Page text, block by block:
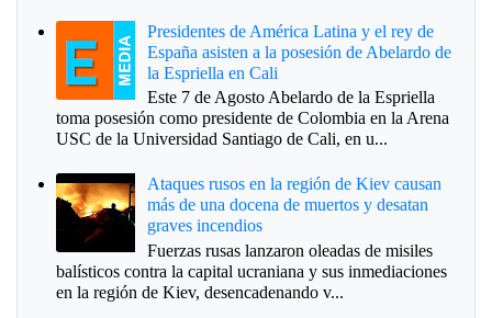
Presidentes de América Latina y el rey de
España asisten a la posesión de Abelardo de
la Espriella en Cali
Este 7 de Agosto Abelardo de la Espriella
toma posesión como presidente de Colombia en la Arena
USC de la Universidad Santiago de Cali, en u...
Ataques rusos en la región de Kiev causan
más de una docena de muertos y desatan
graves incendios
Fuerzas rusas lanzaron oleadas de misiles
balísticos contra la capital ucraniana y sus inmediaciones
en la región de Kiev, desencadenando v...